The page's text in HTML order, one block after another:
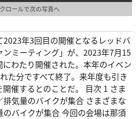
ロールで次の写真へ
年3回目の開催となるレッドバ
ミーティング」が、2023年7月15
わたり開催された。本年のイベン
た分ですべて終了。来年度も引き
催するとのことだ。 目次 1 さま
気量のバイクが集合 さまざまな
バイクが集合 今回の会場は那須